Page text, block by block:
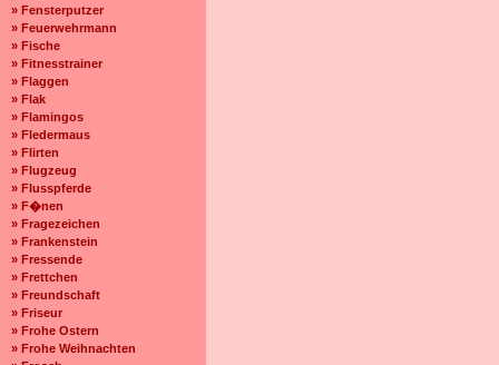
» Fensterputzer
» Feuerwehrmann
» Fische
» Fitnesstrainer
» Flaggen
» Flak
» Flamingos
» Fledermaus
» Flirten
» Flugzeug
» Flusspferde
» F�nen
» Fragezeichen
» Frankenstein
» Fressende
» Frettchen
» Freundschaft
» Friseur
» Frohe Ostern
» Frohe Weihnachten